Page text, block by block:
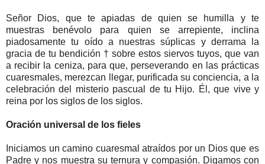
Señor Dios, que te apiadas de quien se humilla y te
muestras benévolo para quien se arrepiente, inclina
piadosamente tu oído a nuestras súplicas y derrama la
gracia de tu bendición † sobre estos siervos tuyos, que van
a recibir la ceniza, para que, perseverando en las prácticas
cuaresmales, merezcan llegar, purificada su conciencia, a la
celebración del misterio pascual de tu Hijo. Él, que vive y
reina por los siglos de los siglos.
Oración universal de los fieles
Iniciamos un camino cuaresmal atraídos por un Dios que es
Padre y nos muestra su ternura y compasión. Digamos con